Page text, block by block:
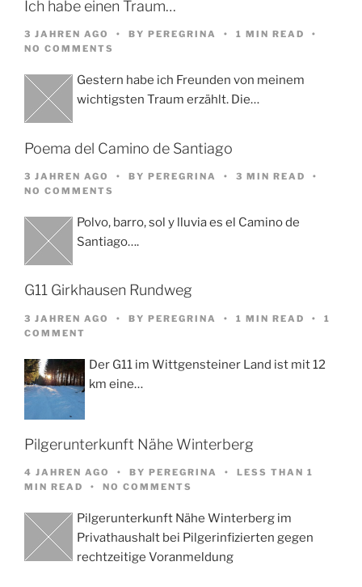
Ich habe einen Traum…
3 JAHREN AGO BY PEREGRINA
1 MIN READ
NO COMMENTS
Gestern habe ich Freunden von meinem
wichtigsten Traum erzählt. Die…
Poema del Camino de Santiago
3 JAHREN AGO BY PEREGRINA
3 MIN READ
NO COMMENTS
Polvo, barro, sol y lluvia es el Camino de
Santiago….
G11 Girkhausen Rundweg
3 JAHREN AGO BY PEREGRINA 1 MIN READ
1
COMMENT
Der G11 im Wittgensteiner Land ist mit 12
km eine…
Pilgerunterkunft Nähe Winterberg
4 JAHREN AGO BY PEREGRINA
LESS THAN 1
MIN READ
NO COMMENTS
Pilgerunterkunft Nähe Winterberg im
Privathaushalt bei Pilgerinfizierten gegen
rechtzeitige Voranmeldung